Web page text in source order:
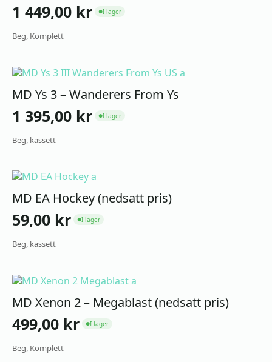
1 449,00 kr ●I lager
Beg, Komplett
MD Ys 3 – Wanderers From Ys
1 395,00 kr ●I lager
Beg, kassett
MD EA Hockey (nedsatt pris)
59,00 kr ●I lager
Beg, kassett
MD Xenon 2 – Megablast (nedsatt pris)
499,00 kr ●I lager
Beg, Komplett